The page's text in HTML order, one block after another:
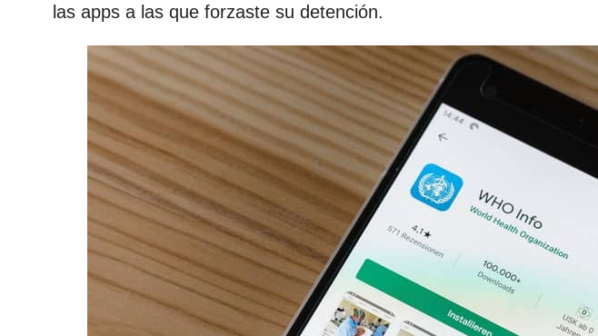
las apps a las que forzaste su detención.